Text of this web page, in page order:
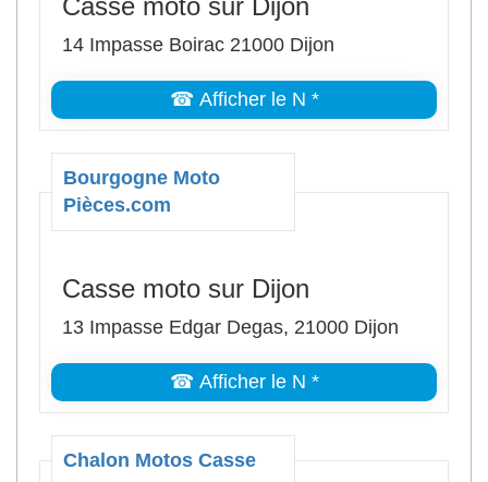
Casse moto sur Dijon
14 Impasse Boirac 21000 Dijon
☎ Afficher le N *
Bourgogne Moto
Pièces.com
Casse moto sur Dijon
13 Impasse Edgar Degas, 21000 Dijon
☎ Afficher le N *
Chalon Motos Casse